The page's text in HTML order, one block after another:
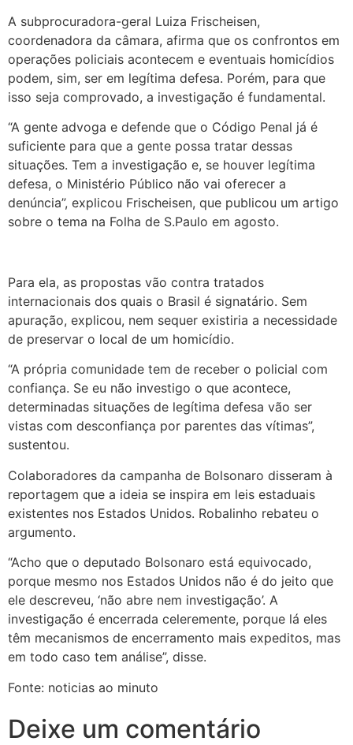
A subprocuradora-geral Luiza Frischeisen,
coordenadora da câmara, afirma que os confrontos em
operações policiais acontecem e eventuais homicídios
podem, sim, ser em legítima defesa. Porém, para que
isso seja comprovado, a investigação é fundamental.
“A gente advoga e defende que o Código Penal já é
suficiente para que a gente possa tratar dessas
situações. Tem a investigação e, se houver legítima
defesa, o Ministério Público não vai oferecer a
denúncia”, explicou Frischeisen, que publicou um artigo
sobre o tema na Folha de S.Paulo em agosto.
Para ela, as propostas vão contra tratados
internacionais dos quais o Brasil é signatário. Sem
apuração, explicou, nem sequer existiria a necessidade
de preservar o local de um homicídio.
“A própria comunidade tem de receber o policial com
confiança. Se eu não investigo o que acontece,
determinadas situações de legítima defesa vão ser
vistas com desconfiança por parentes das vítimas”,
sustentou.
Colaboradores da campanha de Bolsonaro disseram à
reportagem que a ideia se inspira em leis estaduais
existentes nos Estados Unidos. Robalinho rebateu o
argumento.
“Acho que o deputado Bolsonaro está equivocado,
porque mesmo nos Estados Unidos não é do jeito que
ele descreveu, ‘não abre nem investigação’. A
investigação é encerrada celeremente, porque lá eles
têm mecanismos de encerramento mais expeditos, mas
em todo caso tem análise”, disse.
Fonte: noticias ao minuto
Deixe um comentário